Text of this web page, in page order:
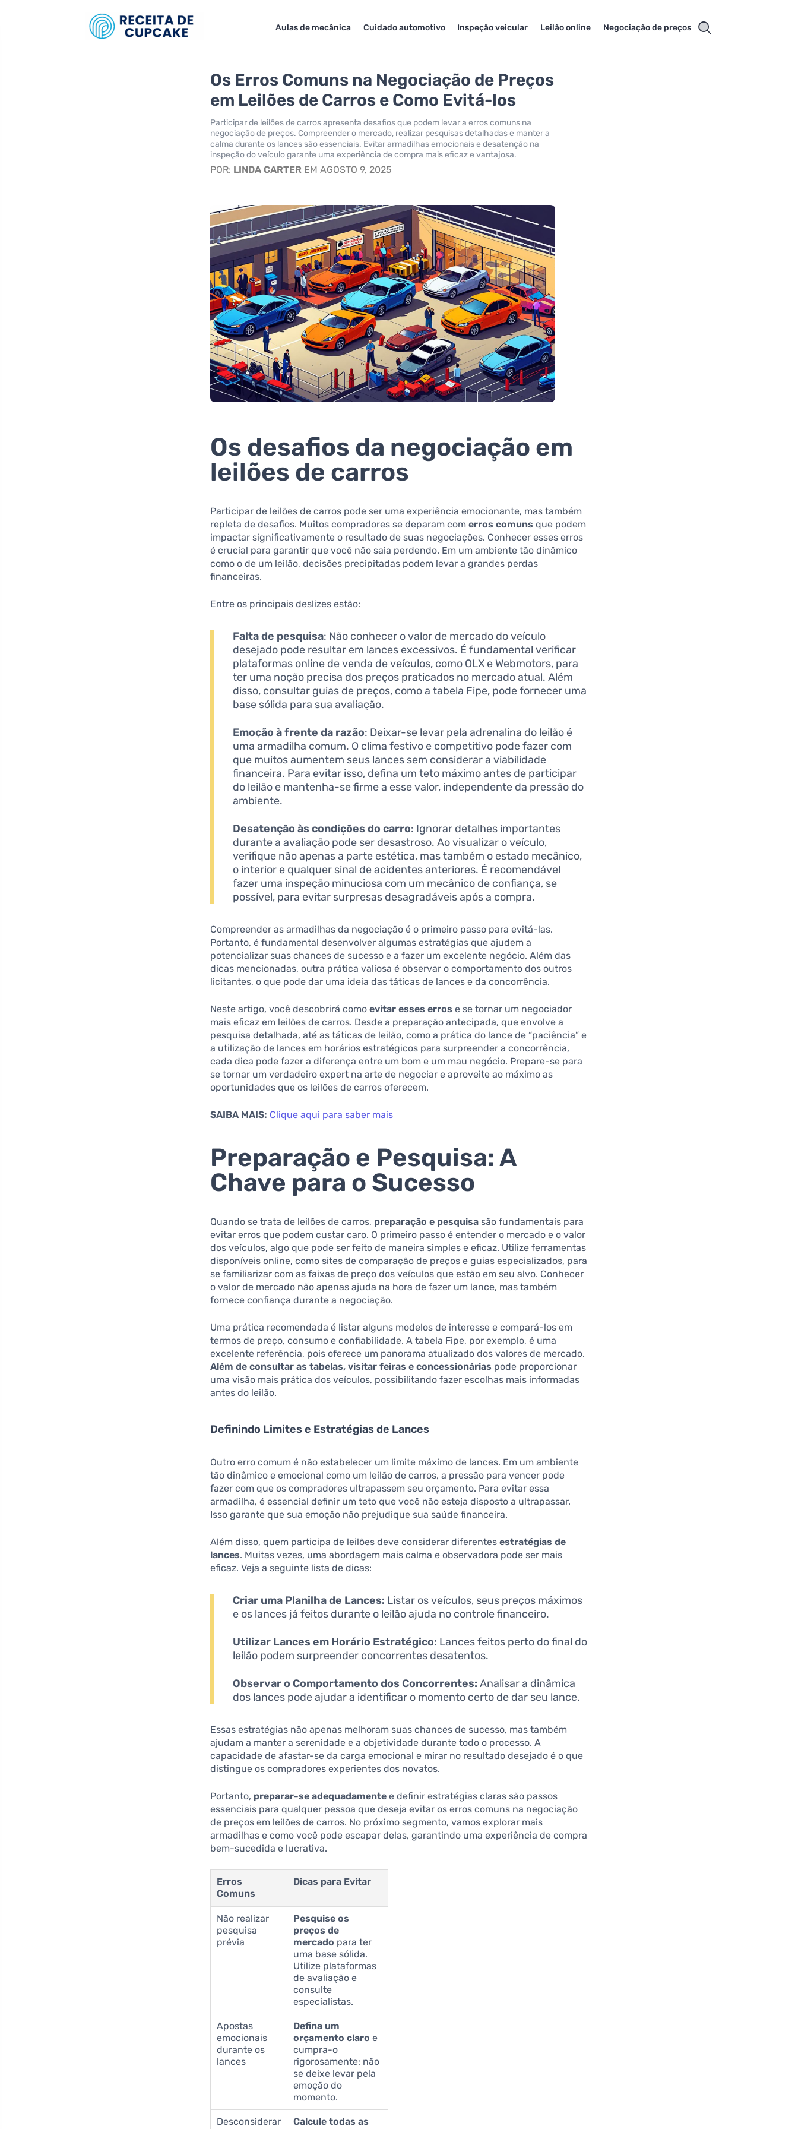
Aulas de mecânica Cuidado automotivo Inspeção veicular Leilão online Negociação de preços
Os Erros Comuns na Negociação de Preços
em Leilões de Carros e Como Evitá-los
Participar de leilões de carros apresenta desafios que podem levar a erros comuns na
negociação de preços. Compreender o mercado, realizar pesquisas detalhadas e manter a
calma durante os lances são essenciais. Evitar armadilhas emocionais e desatenção na
inspeção do veículo garante uma experiência de compra mais eficaz e vantajosa.
POR: LINDA CARTER EM AGOSTO 9, 2025
Os desafios da negociação em
leilões de carros
Participar de leilões de carros pode ser uma experiência emocionante, mas também
repleta de desafios. Muitos compradores se deparam comerros comuns que podem
impactar significativamente o resultado de suas negociações. Conhecer esses erros
é crucial para garantir que você não saia perdendo. Em um ambiente tão dinâmico
como o de um leilão, decisões precipitadas podem levar a grandes perdas
financeiras.
Entre os principais deslizes estão:
Falta de pesquisa: Não conhecer o valor de mercado do veículo
desejado pode resultar em lances excessivos. É fundamental verificar
plataformas online de venda de veículos, como OLX e Webmotors, para
ter uma noção precisa dos preços praticados no mercado atual. Além
disso, consultar guias de preços, como a tabela Fipe, pode fornecer uma
base sólida para sua avaliação.
Emoção à frente da razão: Deixar-se levar pela adrenalina do leilão é
uma armadilha comum. O clima festivo e competitivo pode fazer com
que muitos aumentem seus lances sem considerar a viabilidade
financeira. Para evitar isso, defina um teto máximo antes de participar
do leilão e mantenha-se firme a esse valor, independente da pressão do
ambiente.
Desatenção às condições do carro: Ignorar detalhes importantes
durante a avaliação pode ser desastroso. Ao visualizar o veículo,
verifique não apenas a parte estética, mas também o estado mecânico,
o interior e qualquer sinal de acidentes anteriores. É recomendável
fazer uma inspeção minuciosa com um mecânico de confiança, se
possível, para evitar surpresas desagradáveis após a compra.
Compreender as armadilhas da negociação é o primeiro passo para evitá-las.
Portanto, é fundamental desenvolver algumas estratégias que ajudem a
potencializar suas chances de sucesso e a fazer um excelente negócio. Além das
dicas mencionadas, outra prática valiosa é observar o comportamento dos outros
licitantes, o que pode dar uma ideia das táticas de lances e da concorrência.
Neste artigo, você descobrirá comoevitar esses erros e se tornar um negociador
mais eficaz em leilões de carros. Desde a preparação antecipada, que envolve a
pesquisa detalhada, até as táticas de leilão, como a prática do lance de “paciência” e
a utilização de lances em horários estratégicos para surpreender a concorrência,
cada dica pode fazer a diferença entre um bom e um mau negócio. Prepare-se para
se tornar um verdadeiro expert na arte de negociar e aproveite ao máximo as
oportunidades que os leilões de carros oferecem.
SAIBA MAIS: Clique aqui para saber mais
Preparação e Pesquisa: A
Chave para o Sucesso
Quando se trata de leilões de carros, preparação e pesquisa são fundamentais para
evitar erros que podem custar caro. O primeiro passo é entender o mercado e o valor
dos veículos, algo que pode ser feito de maneira simples e eficaz. Utilize ferramentas
disponíveis online, como sites de comparação de preços e guias especializados, para
se familiarizar com as faixas de preço dos veículos que estão em seu alvo. Conhecer
o valor de mercado não apenas ajuda na hora de fazer um lance, mas também
fornece confiança durante a negociação.
Uma prática recomendada é listar alguns modelos de interesse e compará-los em
termos de preço, consumo e confiabilidade. A tabela Fipe, por exemplo, é uma
excelente referência, pois oferece um panorama atualizado dos valores de mercado.
Além de consultar as tabelas, visitar feiras e concessionárias pode proporcionar
uma visão mais prática dos veículos, possibilitando fazer escolhas mais informadas
antes do leilão.
Definindo Limites e Estratégias de Lances
Outro erro comum é não estabelecer um limite máximo de lances. Em um ambiente
tão dinâmico e emocional como um leilão de carros, a pressão para vencer pode
fazer com que os compradores ultrapassem seu orçamento. Para evitar essa
armadilha, é essencial definir um teto que você não esteja disposto a ultrapassar.
Isso garante que sua emoção não prejudique sua saúde financeira.
Além disso, quem participa de leilões deve considerar diferentesestratégias de
lances. Muitas vezes, uma abordagem mais calma e observadora pode ser mais
eficaz. Veja a seguinte lista de dicas:
Criar uma Planilha de Lances: Listar os veículos, seus preços máximos
e os lances já feitos durante o leilão ajuda no controle financeiro.
Utilizar Lances em Horário Estratégico: Lances feitos perto do final do
leilão podem surpreender concorrentes desatentos.
Observar o Comportamento dos Concorrentes: Analisar a dinâmica
dos lances pode ajudar a identificar o momento certo de dar seu lance.
Essas estratégias não apenas melhoram suas chances de sucesso, mas também
ajudam a manter a serenidade e a objetividade durante todo o processo. A
capacidade de afastar-se da carga emocional e mirar no resultado desejado é o que
distingue os compradores experientes dos novatos.
Portanto, preparar-se adequadamente e definir estratégias claras são passos
essenciais para qualquer pessoa que deseja evitar os erros comuns na negociação
de preços em leilões de carros. No próximo segmento, vamos explorar mais
armadilhas e como você pode escapar delas, garantindo uma experiência de compra
bem-sucedida e lucrativa.
Erros
Comuns
Dicas para Evitar
Não realizar
pesquisa
prévia
Pesquise os
preços de
mercado para ter
uma base sólida.
Utilize plataformas
de avaliação e
consulte
especialistas.
Apostas
emocionais
durante os
lances
Defina um
orçamento claro e
cumpra-o
rigorosamente; não
se deixe levar pela
emoção do
momento.
Desconsiderar
Calcule todas as